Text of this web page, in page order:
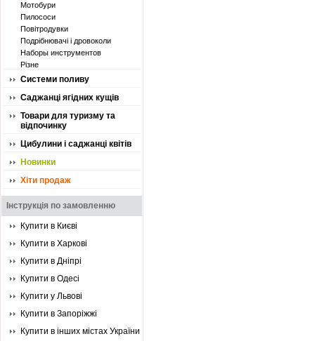
Мотобури
Пилососи
Повітродувки
Подрібнювачі і дровоколи
Наборы инструментов
Різне
Системи поливу
Саджанці ягідних кущів
Товари для туризму та
відпочинку
Цибулини і саджанці квітів
Новинки
Хіти продаж
Інструкція по замовленню
Купити в Києві
Купити в Харкові
Купити в Дніпрі
Купити в Одесі
Купити у Львові
Купити в Запоріжжі
Купити в інших містах України